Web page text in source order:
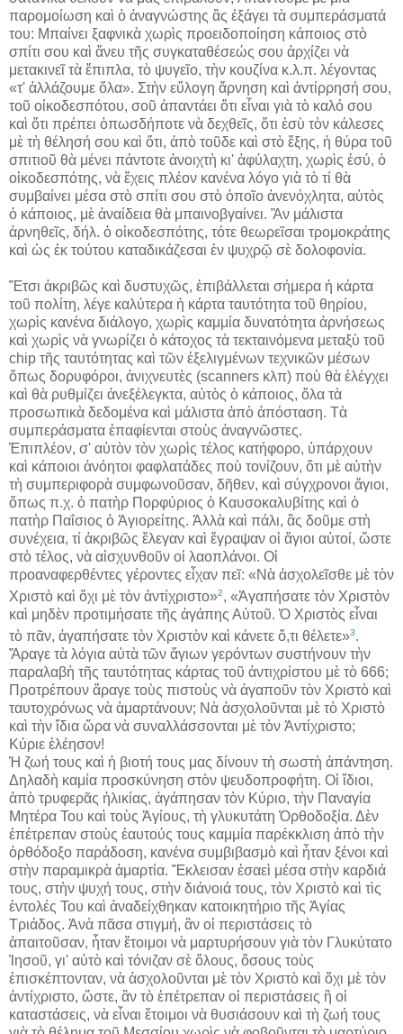
παρομοίωση καὶ ὁ ἀναγνώστης ἂς ἐξάγει τὰ συμπεράσματά
του: Μπαίνει ξαφνικὰ χωρὶς προειδοποίηση κάποιος στὸ
σπίτι σου καὶ ἄνευ τῆς συγκαταθέσεώς σου ἀρχίζει νὰ
μετακινεῖ τὰ ἔπιπλα, τὸ ψυγεῖο, τὴν κουζίνα κ.λ.π. λέγοντας
«τ' ἀλλάζουμε ὅλα». Στὴν εὔλογη ἄρνηση καὶ ἀντίρρησή σου,
τοῦ οἰκοδεσπότου, σοῦ ἀπαντάει ὅτι εἶναι γιὰ τὸ καλό σου
καὶ ὅτι πρέπει ὁπωσδήποτε νὰ δεχθεῖς, ὅτι ἐσὺ τὸν κάλεσες
μὲ τὴ θέλησή σου καὶ ὅτι, ἀπὸ τοῦδε καὶ στὸ ἕξης, ἡ θύρα τοῦ
σπιτιοῦ θὰ μένει πάντοτε ἀνοιχτὴ κι' ἀφύλαχτη, χωρὶς ἐσύ, ὁ
οἰκοδεσπότης, νὰ ἔχεις πλέον κανένα λόγο γιὰ τὸ τί θὰ
συμβαίνει μέσα στὸ σπίτι σου στὸ ὁποῖο ἀνενόχλητα, αὐτὸς
ὁ κάποιος, μὲ ἀναίδεια θὰ μπαινοβγαίνει. Ἂν μάλιστα
ἀρνηθεῖς, δήλ. ὁ οἰκοδεσπότης, τότε θεωρεῖσαι τρομοκράτης
καὶ ὡς ἐκ τούτου καταδικάζεσαι ἐν ψυχρῷ σὲ δολοφονία.
Ἔτσι ἀκριβῶς καὶ δυστυχῶς, ἐπιβάλλεται σήμερα ἡ κάρτα
τοῦ πολίτη, λέγε καλύτερα ἡ κάρτα ταυτότητα τοῦ θηρίου,
χωρὶς κανένα διάλογο, χωρὶς καμμία δυνατότητα ἀρνήσεως
καὶ χωρὶς νὰ γνωρίζει ὁ κάτοχος τὰ τεκταινόμενα μεταξὺ τοῦ
chip τῆς ταυτότητας καὶ τῶν ἐξελιγμένων τεχνικῶν μέσων
ὅπως δορυφόροι, ἀνιχνευτὲς (scanners κλπ) ποὺ θὰ ἐλέγχει
καὶ θὰ ρυθμίζει ἀνεξέλεγκτα, αὐτὸς ὁ κάποιος, ὅλα τὰ
προσωπικὰ δεδομένα καὶ μάλιστα ἀπὸ ἀπόσταση. Τὰ
συμπεράσματα ἐπαφίενται στοὺς ἀναγνῶστες.
Ἐπιπλέον, σ' αὐτὸν τὸν χωρὶς τέλος κατήφορο, ὑπάρχουν
καὶ κάποιοι ἀνόητοι φαφλατάδες ποὺ τονίζουν, ὅτι μὲ αὐτὴν
τὴ συμπεριφορὰ συμφωνοῦσαν, δῆθεν, καὶ σύγχρονοι ἅγιοι,
ὅπως π.χ. ὁ πατὴρ Πορφύριος ὁ Καυσοκαλυβίτης καὶ ὁ
πατὴρ Παΐσιος ὁ Ἁγιορείτης. Ἀλλὰ καὶ πάλι, ἂς δοῦμε στὴ
συνέχεια, τί ἀκριβῶς ἔλεγαν καὶ ἔγραψαν οἱ ἅγιοι αὐτοί, ὥστε
στὸ τέλος, νὰ αἰσχυνθοῦν οἱ λαοπλάνοι. Οἱ
προαναφερθέντες γέροντες εἶχαν πεῖ: «Νὰ ἀσχολεῖσθε μὲ τὸν
Χριστὸ καὶ ὄχι μὲ τὸν ἀντίχριστο»2, «Ἀγαπήσατε τὸν Χριστὸν
καὶ μηδὲν προτιμήσατε τῆς ἀγάπης Αὐτοῦ. Ὁ Χριστὸς εἶναι
τὸ πᾶν, ἀγαπήσατε τὸν Χριστὸν καὶ κάνετε ὅ,τι θέλετε»3.
Ἄραγε τὰ λόγια αὐτὰ τῶν ἅγιων γερόντων συστήνουν τὴν
παραλαβὴ τῆς ταυτότητας κάρτας τοῦ ἀντιχρίστου μὲ τὸ 666;
Προτρέπουν ἄραγε τοὺς πιστοὺς νὰ ἀγαποῦν τὸν Χριστὸ καὶ
ταυτοχρόνως νὰ ἁμαρτάνουν; Νὰ ἀσχολοῦνται μὲ τὸ Χριστὸ
καὶ τὴν ἴδια ὥρα νὰ συναλλάσσονται μὲ τὸν Ἀντίχριστο;
Κύριε ἐλέησον!
Ἡ ζωή τους καὶ ἡ βιοτή τους μας δίνουν τὴ σωστὴ ἀπάντηση.
Δηλαδὴ καμία προσκύνηση στὸν ψευδοπροφήτη. Οἱ ἴδιοι,
ἀπὸ τρυφερᾶς ἡλικίας, ἀγάπησαν τὸν Κύριο, τὴν Παναγία
Μητέρα Του καὶ τοὺς Ἁγίους, τὴ γλυκυτάτη Ὀρθοδοξία. Δὲν
ἐπέτρεπαν στοὺς ἑαυτούς τους καμμία παρέκκλιση ἀπὸ τὴν
ὀρθόδοξο παράδοση, κανένα συμβιβασμὸ καὶ ἦταν ξένοι καὶ
στὴν παραμικρὰ ἁμαρτία. Ἔκλεισαν ἐσαεὶ μέσα στὴν καρδιά
τους, στὴν ψυχή τους, στὴν διάνοιά τους, τὸν Χριστὸ καὶ τὶς
ἐντολές Του καὶ ἀναδείχθηκαν κατοικητήριο τῆς Ἁγίας
Τριάδος. Ἀνὰ πᾶσα στιγμή, ἂν οἱ περιστάσεις τὸ
ἀπαιτοῦσαν, ἦταν ἕτοιμοι νὰ μαρτυρήσουν γιὰ τὸν Γλυκύτατο
Ἰησοῦ, γι' αὐτὸ καὶ τόνιζαν σὲ ὅλους, ὅσους τοὺς
ἐπισκέπτονταν, νὰ ἀσχολοῦνται μὲ τὸν Χριστὸ καὶ ὄχι μὲ τὸν
ἀντίχριστο, ὥστε, ἂν τὸ ἐπέτρεπαν οἱ περιστάσεις ἢ οἱ
καταστάσεις, νὰ εἶναι ἕτοιμοι νὰ θυσιάσουν καὶ τὴ ζωή τους